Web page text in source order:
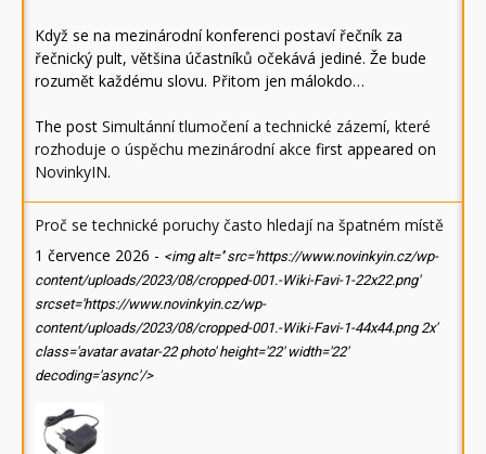
Když se na mezinárodní konferenci postaví řečník za
řečnický pult, většina účastníků očekává jediné. Že bude
rozumět každému slovu. Přitom jen málokdo…
The post Simultánní tlumočení a technické zázemí, které
rozhoduje o úspěchu mezinárodní akce first appeared on
NovinkyIN.
Proč se technické poruchy často hledají na špatném místě
1 července 2026 - <img alt='' src='https://www.novinkyin.cz/wp-
content/uploads/2023/08/cropped-001.-Wiki-Favi-1-22x22.png'
srcset='https://www.novinkyin.cz/wp-
content/uploads/2023/08/cropped-001.-Wiki-Favi-1-44x44.png 2x'
class='avatar avatar-22 photo' height='22' width='22'
decoding='async'/>